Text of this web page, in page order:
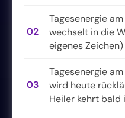
02
Tagesenergie
wechselt in die
eigenes Zeichen)
03
Tagesenergie
wird heute
Heiler kehrt bald